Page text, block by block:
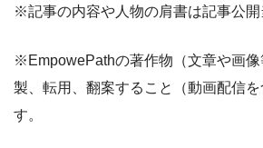
※記事の内容や人物の肩書は記事公開
※EmpowePathの著作物（文章や画
製、転用、翻案すること（動画配信を
す。